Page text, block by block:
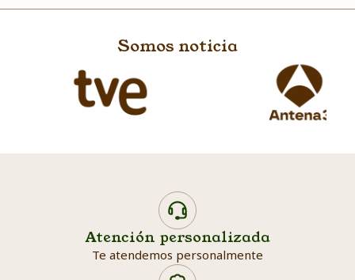
Somos noticia
Atención personalizada
Te atendemos personalmente